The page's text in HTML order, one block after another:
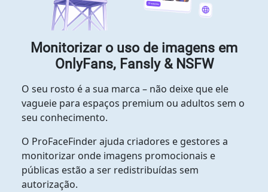
Monitorizar o uso de imagens em
OnlyFans, Fansly & NSFW
O seu rosto é a sua marca – não deixe que ele
vagueie para espaços premium ou adultos sem o
seu conhecimento.
O ProFaceFinder ajuda criadores e gestores a
monitorizar onde imagens promocionais e
públicas estão a ser redistribuídas sem
autorização.